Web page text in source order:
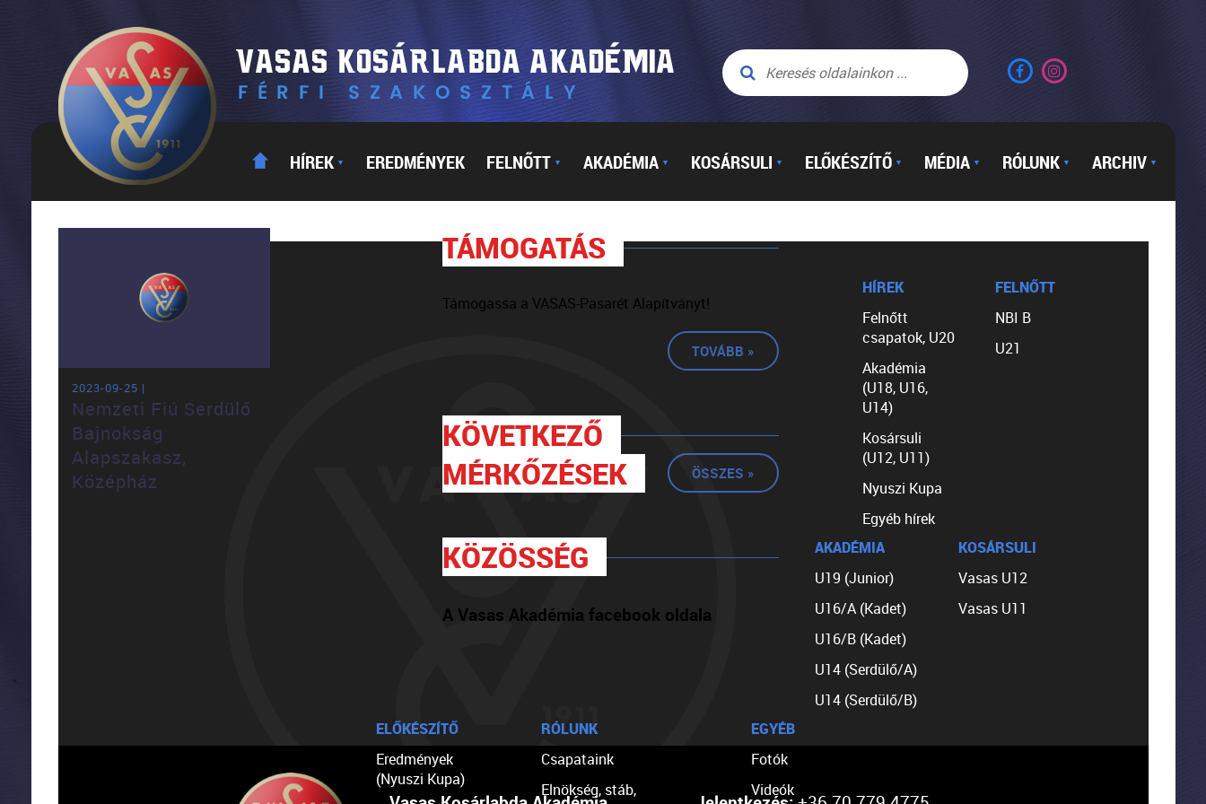
HÍREK ▼ EREDMÉNYEK FELNŐTT ▼ AKADÉMIA ▼ KOSÁRSULI ▼ ELŐKÉSZÍTŐ ▼ MÉDIA ▼ RÓLUNK ▼ ARCHIV ▼
2023-09-25 |
Nemzeti Fiú Serdülő
Bajnokság
Alapszakasz,
Középház
TÁMOGATÁS
Támogassa a VASAS-Pasarét Alapítványt!
TOVÁBB »
KÖVETKEZŐ
MÉRKŐZÉSEK
ÖSSZES »
KÖZÖSSÉG
A Vasas Akadémia facebook oldala
HÍREK
Felnőtt
csapatok, U20
Akadémia
(U18, U16,
U14)
Kosársuli
(U12, U11)
Nyuszi Kupa
Egyéb hírek
FELNŐTT
NBI B
U21
AKADÉMIA
U19 (Junior)
U16/A (Kadet)
U16/B (Kadet)
U14 (Serdülő/A)
U14 (Serdülő/B)
KOSÁRSULI
Vasas U12
Vasas U11
ELŐKÉSZÍTŐ
Eredmények
(Nyuszi Kupa)
RÓLUNK
Csapataink
Elnökség, stáb,
EGYÉB
Fotók
Videók